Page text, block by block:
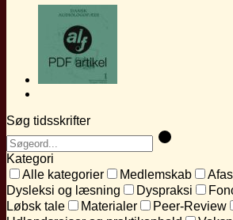
Søg tidsskrifter
Kategori
Alle kategorier
Medlemskab
Dysleksi og læsning
Dyspraksi
Løbsk tale
Materialer Peer-Review